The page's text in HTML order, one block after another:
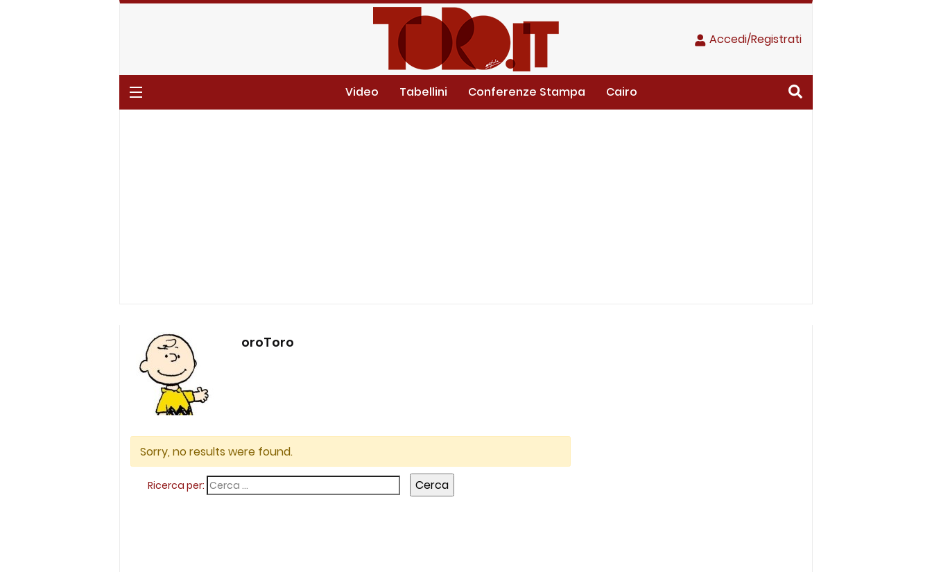
Accedi/Registrati
Video Tabellini Conferenze Stampa Cairo
oroToro
Sorry, no results were found.
Ricerca per: